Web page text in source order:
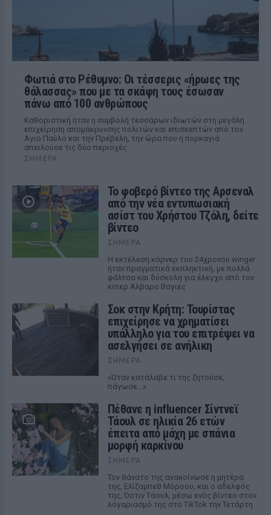
Φωτιά στο Ρέθυμνο: Οι τέσσερις «ήρωες της
θάλασσας» που με τα σκάφη τους έσωσαν
πάνω από 100 ανθρώπους
Καθοριστική ήταν η συμβολή τεσσάρων ιδιωτών στη μεγάλη
επιχείρηση απομάκρυνσης πολιτών και επισκεπτών από τον
Αγιο Παύλο και την Πρέβελη, την ώρα που η πυρκαγιά
απειλούσε τις δύο περιοχές
ΣΉΜΕΡΑ
Το φοβερό βίντεο της Αρσεναλ
από την νέα εντυπωσιακή
ασίστ του Χρήστου Τζόλη, δείτε
βίντεο
ΣΉΜΕΡΑ
Η εκτέλεση κόρνερ του 24χρονου winger
ήταν πραγματικά εκπληκτική, με πολλά
φάλτσα και δύσκολη για έλεγχο από τον
κίπερ Αλβαρο Βαγιές
Σοκ στην Κρήτη: Τουρίστας
επιχείρησε να χρηματίσει
υπάλληλο για του επιτρέψει να
ασελγήσει σε ανήλικη
ΣΉΜΕΡΑ
«Όταν κατάλαβε τι της ζητούσε,
πάγωσε...»
Πέθανε η influencer Σίντνεϊ
Τάουλ σε ηλικία 26 ετών
έπειτα από μάχη με σπάνια
μορφή καρκίνου
ΣΉΜΕΡΑ
Τον θάνατο της ανακοίνωσε η μητέρα
της, Ελίζαμπεθ Μόροου, και ο αδελφός
της, Όστιν Τάουλ, μέσω ενός βίντεο στον
λογαριασμό της στο TikTok την Τετάρτη